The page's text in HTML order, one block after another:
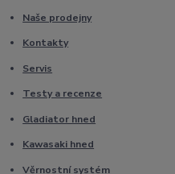
Naše prodejny
Kontakty
Servis
Testy a recenze
Gladiator hned
Kawasaki hned
Věrnostní systém